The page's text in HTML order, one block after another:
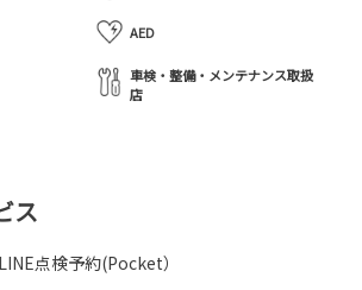
AED
車検・整備・メンテナンス取扱
店
ス
LINE点検予約(Pocket）